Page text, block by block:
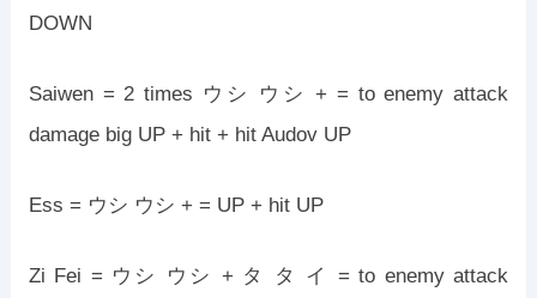
DOWN
Saiwen = 2 times ウシ ウシ + = to enemy attack
damage big UP + hit + hit Audov UP
Ess = ウシ ウシ + = UP + hit UP
Zi Fei = ウシ ウシ + タ タ イ = to enemy attack